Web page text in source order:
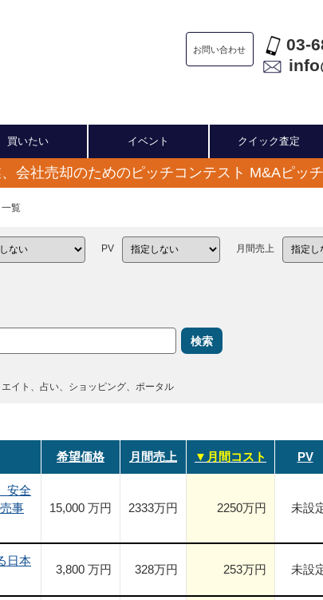
お問い合わせ 03-
買いたい イベント クイック査定
会社売却のためのピッチコンテスト M&Aピッチ
覧
PV 月間売上
検索
イト、占い、ショッピング、ポータル
希望価格 月間売上 ▼月間コスト PV
安全
事
15,000 万円 2333万円 2250万円 未設
日本
3,800 万円 328万円 253万円 未設